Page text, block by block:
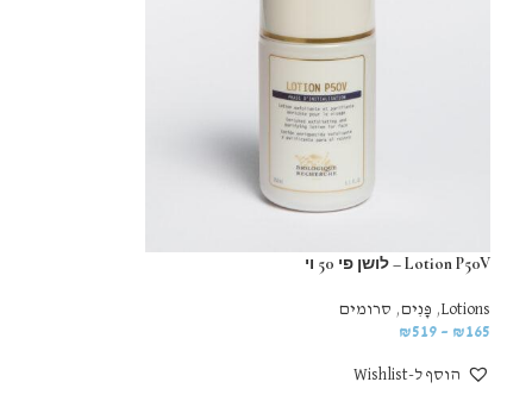
Lotion P50V – לושן פי 50 וי
Lotions
, פָּנִים, סרומים
₪165
–
₪519
הוסף ל-Wishlist